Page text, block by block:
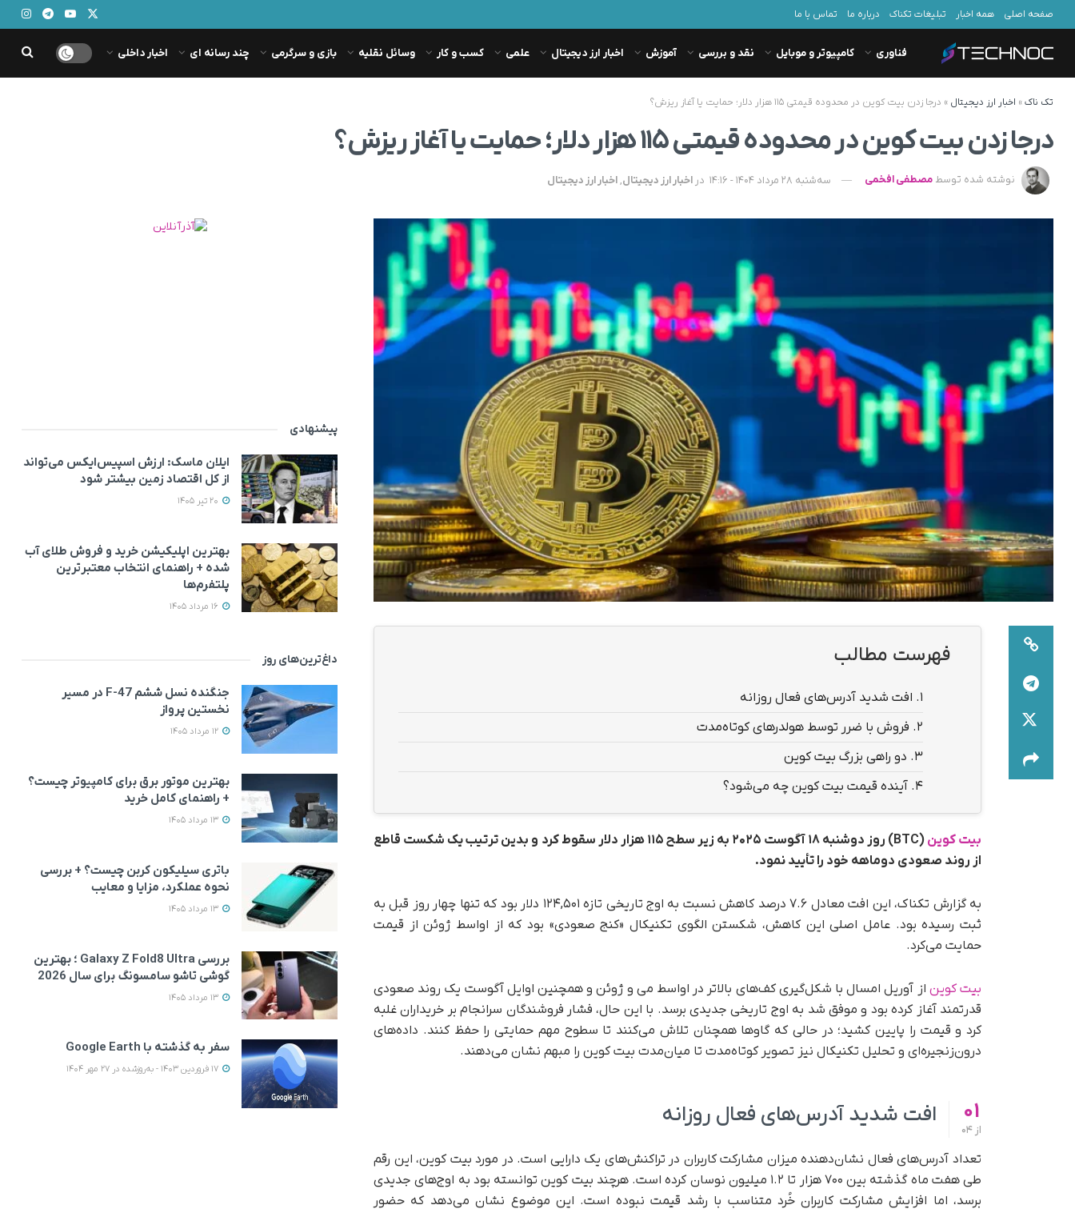
صفحه اصلی همه اخبار تبلیغات تکناک درباره ما تماس با ما
فناوری کامپیوتر و موبایل نقد و بررسی آموزش اخبار ارز دیجیتال علمی کسب و کار وسائل نقلیه بازی و سرگرمی چند رسانه ای اخبار داخلی
تک ناک» اخبار ارز دیجیتال » درجا زدن بیت کوین در محدوده قیمتی ۱۱۵ هزار دلار؛ حمایت یا آغاز ریزش؟
درجا زدن بیت کوین در محدوده قیمتی ۱۱۵ هزار دلار؛ حمایت یا آغاز ریزش؟
نوشته شده توسط مصطفی افخمی سه‌شنبه 28 مرداد 1404 - 14:16 در اخبار ارز دیجیتال,اخبار ارز دیجیتال
فهرست مطالب
1. افت شدید آدرس‌های فعال روزانه
2. فروش با ضرر توسط هولدرهای کوتاه‌مدت
3. دو راهی بزرگ بیت کوین
4. آینده قیمت بیت کوین چه می‌شود؟
بیت کوین
(BTC) روز دوشنبه ۱۸ آگوست ۲۰۲۵ به زیر سطح ۱۱۵ هزار دلار سقوط کرد و بدین ترتیب یک شکست قاطع
از روند صعودی دوماهه خود را تأیید نمود.
به گزارش تکناک، این افت معادل ۷.۶ درصد کاهش نسبت به اوج تاریخی تازه ۱۲۴,۵۰۱ دلار بود که تنها چهار روز قبل به
ثبت رسیده بود. عامل اصلی این کاهش، شکستن الگوی تکنیکال «کنج صعودی» بود که از اواسط ژوئن از قیمت
حمایت می‌کرد.
بیت کوین از آوریل امسال با شکل‌گیری کف‌های بالاتر در اواسط می و ژوئن و همچنین اوایل آگوست یک روند صعودی
قدرتمند آغاز کرده بود و موفق شد به اوج تاریخی جدیدی برسد. با این حال، فشار فروشندگان سرانجام بر خریداران غلبه
کرد و قیمت را پایین کشید؛ در حالی که گاوها همچنان تلاش می‌کنند تا سطوح مهم حمایتی را حفظ کنند. داده‌های
درون‌زنجیره‌ای و تحلیل تکنیکال نیز تصویر کوتاه‌مدت تا میان‌مدت بیت کوین را مبهم نشان می‌دهند.
01
از
افت شدید آدرس‌های فعال روزانه
تعداد آدرس‌های فعال نشان‌دهنده میزان مشارکت کاربران در تراکنش‌های یک دارایی است. در مورد بیت کوین، این رقم
طی هفت ماه گذشته بین ۷۰۰ هزار تا ۱.۲ میلیون نوسان کرده است. هرچند بیت کوین توانسته بود به اوج‌های جدیدی
برسد، اما افزایش مشارکت کاربران خُرد متناسب با رشد قیمت نبوده است. این موضوع نشان می‌دهد که حضور
پیشنهادی
ایلان ماسک: ارزش اسپیس‌ایکس می‌تواند
از کل اقتصاد زمین بیشتر شود
بهترین اپلیکیشن خرید و فروش طلای آب
شده + راهنمای انتخاب معتبرترین
پلتفرم‌ها
داغ‌ترین‌های روز
جنگنده نسل ششم F-47 در مسیر
نخستین پرواز
بهترین موتور برق برای کامپیوتر چیست؟
+ راهنمای کامل خرید
باتری سیلیکون کربن چیست؟ + بررسی
نحوه عملکرد، مزایا و معایب
بررسی Galaxy Z Fold8 Ultra ؛ بهترین
گوشی تاشو سامسونگ برای سال 2026
سفر به گذشته با Google Earth